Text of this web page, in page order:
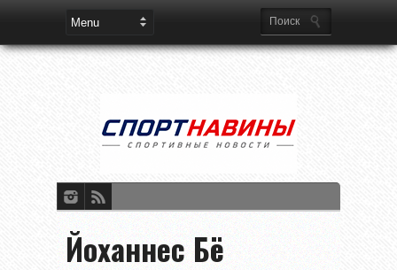
Йоханнес Бё